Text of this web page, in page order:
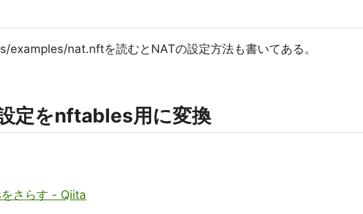
nat.nftを読むとNATの設定方法も書いてある。
定をnftables用に変換
さらす - Qiita